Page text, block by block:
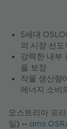
5세대
의 시장 선
강력한 내부
을 보장
작물 생산량
에너지 소비
오스트리아 프
일) -- ams